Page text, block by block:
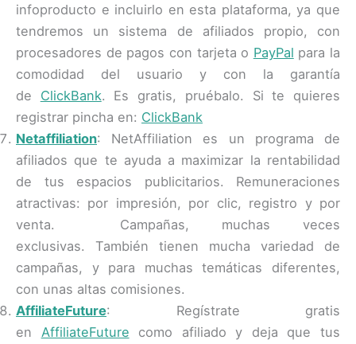
infoproducto e incluirlo en esta plataforma, ya que
tendremos un sistema de afiliados propio, con
procesadores de pagos con tarjeta o PayPal para la
comodidad del usuario y con la garantía
de ClickBank. Es gratis, pruébalo. Si te quieres
registrar pincha en: ClickBank
Netaffiliation: NetAffiliation es un programa de
afiliados que te ayuda a maximizar la rentabilidad
de tus espacios publicitarios. Remuneraciones
atractivas: por impresión, por clic, registro y por
venta. Campañas, muchas veces
exclusivas. También tienen mucha variedad de
campañas, y para muchas temáticas diferentes,
con unas altas comisiones.
AffiliateFuture: Regístrate gratis
en AffiliateFuture como afiliado y deja que tus